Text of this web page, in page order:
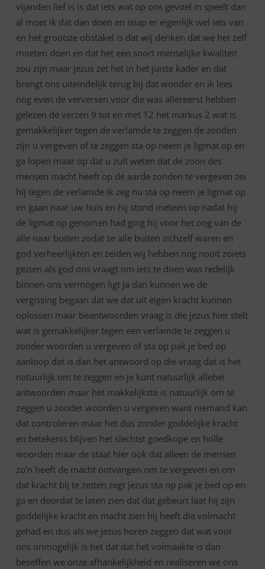
vijanden lief is is dat iets wat op ons gevoel in speelt dan
al moet ik dat dan doen en snap er eigenlijk wel iets van
en het grootste obstakel is dat wij denken dat we het zelf
moeten doen en dat het een soort menselijke kwaliteit
zou zijn maar jezus zet het in het juiste kader en dat
brengt ons uiteindelijk terug bij dat wonder en ik lees
nog even de verversen voor die was allereerst hebben
gelezen de verzen 9 tot en met 12 het markus 2 wat is
gemakkelijker tegen de verlamde te zeggen de zonden
zijn u vergeven of te zeggen sta op neem je ligmat op en
ga lopen maar op dat u zult weten dat de zoon des
mensen macht heeft op de aarde zonden te vergeven zei
hij tegen de verlamde ik zeg nu sta op neem je ligmat op
en gaan naar uw huis en hij stond meteen op nadat hij
de ligmat op genomen had ging hij voor het oog van de
alle naar buiten zodat ze alle buiten zichzelf waren en
god verheerlijkten en zeiden wij hebben nog nooit zoiets
gezien als god ons vraagt om iets te doen was redelijk
binnen ons vermogen ligt ja dan kunnen we de
vergissing begaan dat we dat uit eigen kracht kunnen
oplossen maar beantwoorden vraag is die jezus hier stelt
wat is gemakkelijker tegen een verlamde te zeggen u
zonder woorden u vergeven of sta op pak je bed op
aanloop dat is dan het antwoord op die vraag dat is het
natuurlijk om te zeggen en je kunt natuurlijk allebei
antwoorden maar het makkelijkste is natuurlijk om te
zeggen u zonder woorden u vergeven want niemand kan
dat controleren maar het dus zonder goddelijke kracht
en betekenis blijven het slechtst goedkope en holle
woorden maar de staat hier ook dat alleen de mensen
zo’n heeft de macht ontvangen om te vergeven en om
dat kracht bij te zetten zegt jezus sta op pak je bed op en
ga en doordat te laten zien dat dat gebeurt laat hij zijn
goddelijke kracht en macht zien hij heeft die volmacht
gehad en dus als we jezus horen zeggen dat wat voor
ons onmogelijk is het dat dat het volmaakte is dan
beseffen we onze afhankelijkheid en realiseren we ons